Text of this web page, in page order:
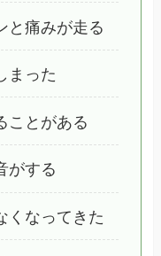
と痛みが走る
まった
ことがある
がする
くなってきた